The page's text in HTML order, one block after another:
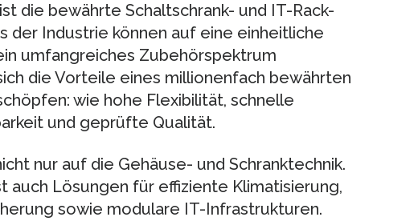
die bewährte Schaltschrank- und IT-Rack-
der Industrie können auf eine einheitliche
umfangreiches Zubehörspektrum
die Vorteile eines millionenfach bewährten
wie hohe Flexibilität, schnelle
und geprüfte Qualität.
nur auf die Gehäuse- und Schranktechnik.
auch Lösungen für effiziente Klimatisierung,
sowie modulare IT-Infrastrukturen.